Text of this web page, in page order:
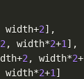
width+2] ,
2 , width*2+1 ] ,
+2 , width*2+
width*2+1 ]